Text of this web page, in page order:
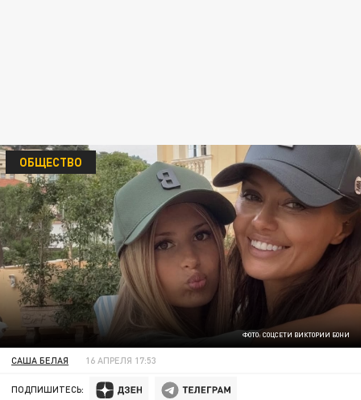
ФОТО: СОЦСЕТИ ВИКТОРИИ БОНИ
ОБЩЕСТВО
САША БЕЛАЯ 16 АПРЕЛЯ 17:53
ПОДПИШИТЕСЬ: